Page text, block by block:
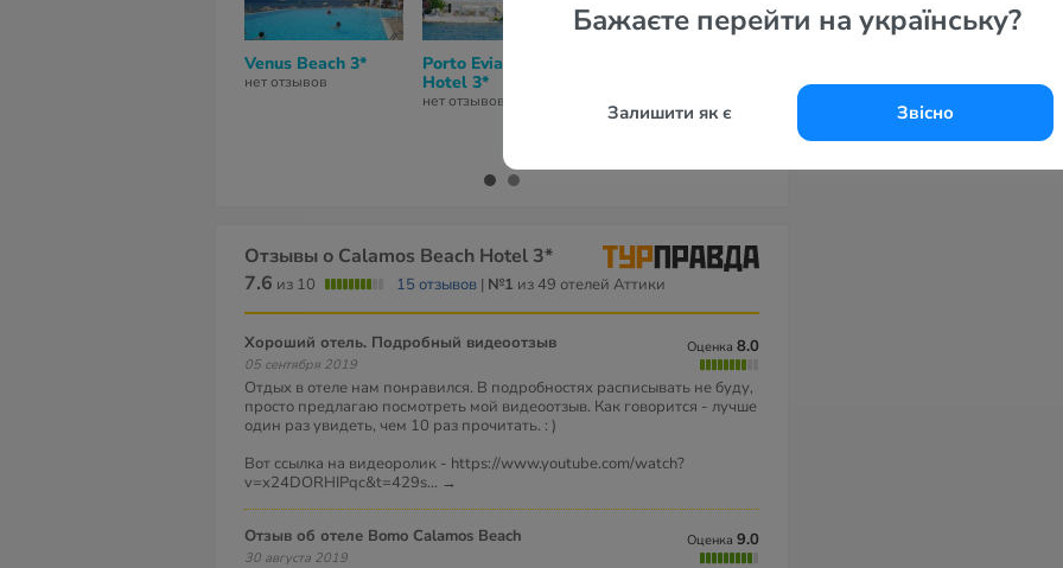
Бажаєте перейти на українську?
Залишити як є Звісно
Venus Beach 3*
нет отзывов
Porto Evia Boutique
Hotel 3*
нет отзывов
Hotel 3*
нет отзывов
4*
Отзывы о Calamos Beach Hotel 3*
7.6 из 10 15 отзывов | №1 из 49 отелей Аттики
Хороший отель. Подробный видеоотзыв
05 сентября 2019
Оценка
8.0
Отдых в отеле нам понравился. В подробностях расписывать не буду,
просто предлагаю посмотреть мой видеоотзыв. Как говорится - лучше
один раз увидеть, чем 10 раз прочитать. : )
Вот ссылка на видеоролик - https://www.youtube.com/watch?
v=x24DORHIPqc&t=429s... →
Отзыв об отеле Bomo Calamos Beach
30 августа 2019
Оценка
9.0